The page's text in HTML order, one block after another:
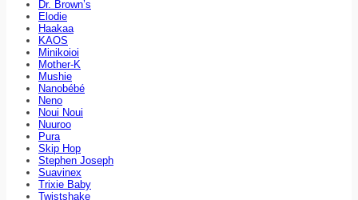
Dr. Brown’s
Elodie
Haakaa
KAOS
Minikoioi
Mother-K
Mushie
Nanobébé
Neno
Noui Noui
Nuuroo
Pura
Skip Hop
Stephen Joseph
Suavinex
Trixie Baby
Twistshake